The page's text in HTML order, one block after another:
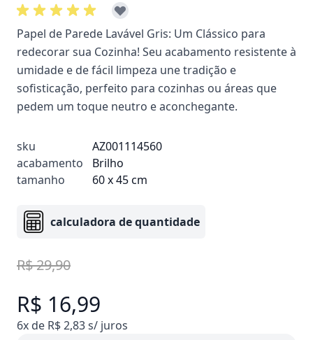
Papel de Parede Lavável Gris: Um Clássico para
redecorar sua Cozinha! Seu acabamento resistente à
umidade e de fácil limpeza une tradição e
sofisticação, perfeito para cozinhas ou áreas que
pedem um toque neutro e aconchegante.
sku
AZ001114560
acabamento
Brilho
tamanho
60 x 45 cm
calculadora de quantidade
R$ 29,90
R$ 16,99
6x de R$ 2,83 s/ juros